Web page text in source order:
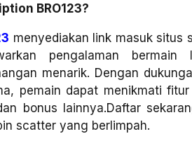
BRO123?
menyediakan link masuk situs
pengalaman
menarik. Dengan
pemain dapat menikmati
bonus lainnya.Daftar
scatter yang berlimpah.